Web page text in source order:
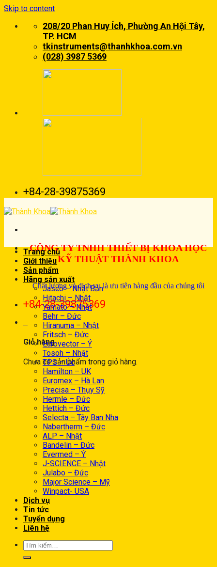
Skip to content
208/20 Phan Huy Ích, Phường An Hội Tây,
TP. HCM
tkinstruments@thanhkhoa.com.vn
(028) 3987 5369
+84-28-39875369
CÔNG TY TNHH THIẾT BỊ KHOA HỌC
KỸ THUẬT THÀNH KHOA
Chất lượng và dịch vụ là ưu tiên hàng đầu của chúng tôi
+84-28-39875369
Giỏ hàng
Chưa có sản phẩm trong giỏ hàng.
Trang chủ
Giới thiệu
Sản phẩm
Hãng sản xuất
Jasco – Nhật Bản
Hitachi – Nhật
Yamato – Nhật
Behr – Đức
Hiranuma – Nhật
Fritsch – Đức
Eurovector – Ý
Tosoh – Nhật
TPS – Úc
Hamilton – UK
Euromex – Hà Lan
Precisa – Thụy Sỹ
Hermle – Đức
Hettich – Đức
Selecta – Tây Ban Nha
Nabertherm – Đức
ALP – Nhật
Bandelin – Đức
Evermed – Ý
J-SCIENCE – Nhật
Julabo – Đức
Major Science – Mỹ
Winpact- USA
Dịch vụ
Tin tức
Tuyển dụng
Liên hệ